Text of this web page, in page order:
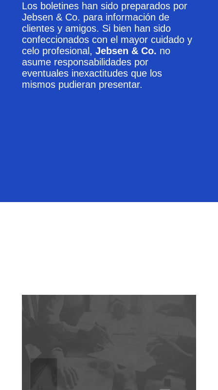
Los boletines han sido preparados por
Jebsen & Co. para información de
clientes y amigos. Si bien han sido
confeccionados con el mayor cuidado y
celo profesional, Jebsen & Co. no
asume responsabilidades por
eventuales inexactitudes que los
mismos pudieran presentar.